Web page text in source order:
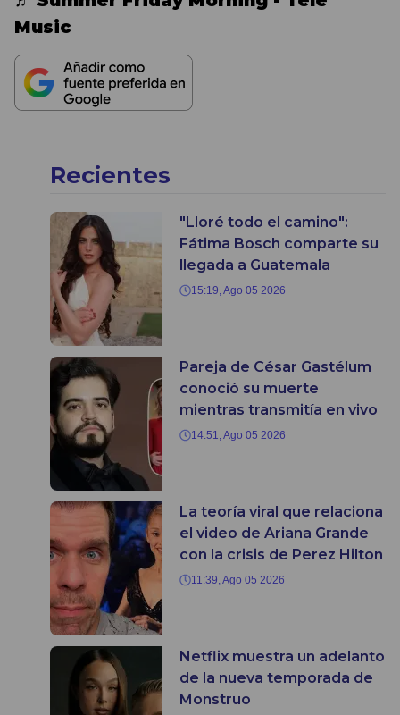
Music
Recientes
"Lloré todo el camino":
Fátima Bosch comparte su
llegada a Guatemala
15:19, Ago 05 2026
Pareja de César Gastélum
conoció su muerte
mientras transmitía en vivo
14:51, Ago 05 2026
La teoría viral que relaciona
el video de Ariana Grande
con la crisis de Perez Hilton
11:39, Ago 05 2026
Netflix muestra un adelanto
de la nueva temporada de
Monstruo